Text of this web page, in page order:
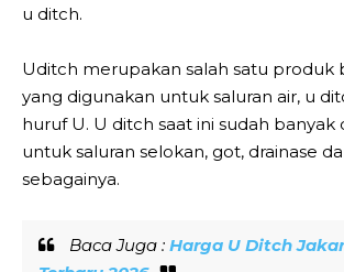
u ditch.
Uditch merupakan salah satu produk
yang digunakan untuk saluran air, u
huruf U. U ditch saat ini sudah banyak
untuk saluran selokan, got, drainase
sebagainya.
Baca Juga : Harga U Ditch